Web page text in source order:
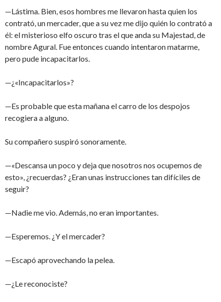
—Lástima. Bien, esos hombres me llevaron hasta quien los
contrató, un mercader, que a su vez me dijo quién lo contrató a
él: el misterioso elfo oscuro tras el que anda su Majestad, de
nombre Agural. Fue entonces cuando intentaron matarme,
pero pude incapacitarlos.
—¿«Incapacitarlos»?
—Es probable que esta mañana el carro de los despojos
recogiera a alguno.
Su compañero suspiró sonoramente.
—«Descansa un poco y deja que nosotros nos ocupemos de
esto», ¿recuerdas? ¿Eran unas instrucciones tan difíciles de
seguir?
—Nadie me vio. Además, no eran importantes.
—Esperemos. ¿Y el mercader?
—Escapó aprovechando la pelea.
—¿Le reconociste?